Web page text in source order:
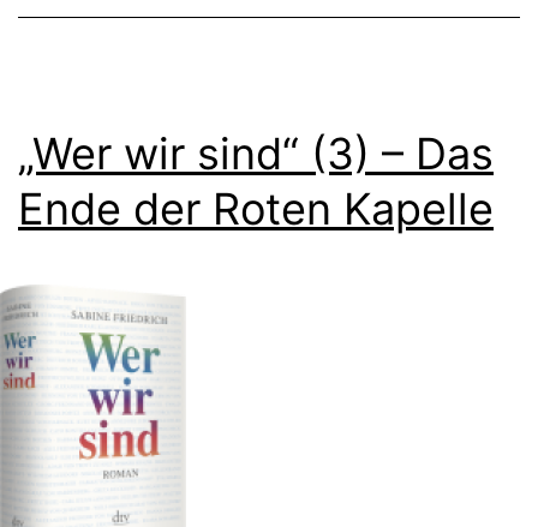
„Wer wir sind“ (3) – Das
Ende der Roten Kapelle